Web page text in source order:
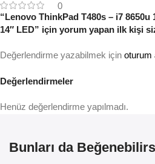
0
Değerlendirmeler
Henüz değerlendirme yapılmadı.
“Lenovo ThinkPad T480s – i7 8650u
14″ LED” için yorum yapan ilk kişi
Değerlendirme yazabilmek için oturum
Bunları da